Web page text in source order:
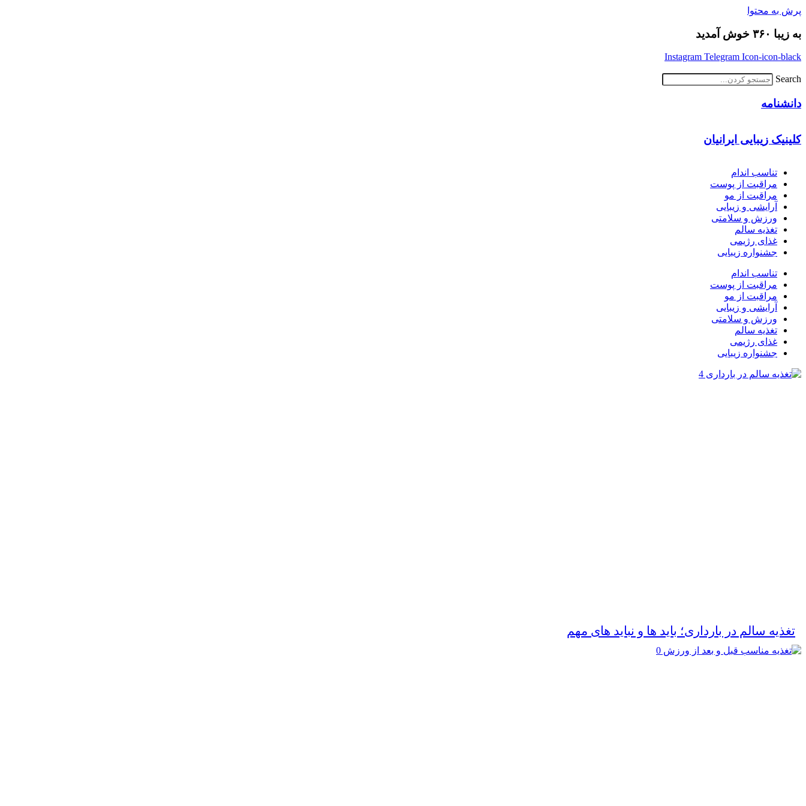
پرش به محتوا
به زیبا ۳۶۰ خوش آمدید
Instagram Telegram Icon-icon-black
Search
دانشنامه
کلینیک زیبایی ایرانیان
تناسب اندام
مراقبت از پوست
مراقبت از مو
آرایشی و زیبایی
ورزش و سلامتی
تغذیه سالم
غذای رژیمی
جشنواره زیبایی
تناسب اندام
مراقبت از پوست
مراقبت از مو
آرایشی و زیبایی
ورزش و سلامتی
تغذیه سالم
غذای رژیمی
جشنواره زیبایی
تغذیه سالم در بارداری؛ باید ها و نباید های مهم